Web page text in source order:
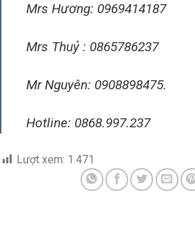
Mrs Hương: 0969414187
Mrs Thuỷ : 0865786237
Mr Nguyên: 0908898475.
Hotline: 0868.997.237
Lượt xem: 1.471